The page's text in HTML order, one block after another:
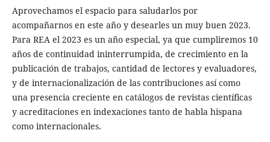
Aprovechamos el espacio para saludarlos por
acompañarnos en este año y desearles un muy buen 2023.
Para REA el 2023 es un año especial, ya que cumpliremos 10
años de continuidad ininterrumpida, de crecimiento en la
publicación de trabajos, cantidad de lectores y evaluadores,
y de internacionalización de las contribuciones así como
una presencia creciente en catálogos de revistas científicas
y acreditaciones en indexaciones tanto de habla hispana
como internacionales.